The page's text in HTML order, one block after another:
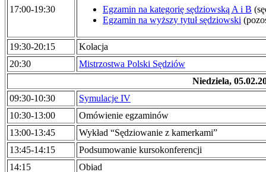
17:00-19:30
Egzamin na kategorię sędziowską A i B
Egzamin na wyższy tytuł sędziowski
19:30-20:15
Kolacja
20:30
Mistrzostwa Polski Sędziów
Niedziela,
09:30-10:30
Symulacje IV
10:30-13:00
Omówienie egzaminów
13:00-13:45
Wykład “Sędziowanie z kamerkami”
13:45-14:15
Podsumowanie kursokonferencji
14:15
Obiad